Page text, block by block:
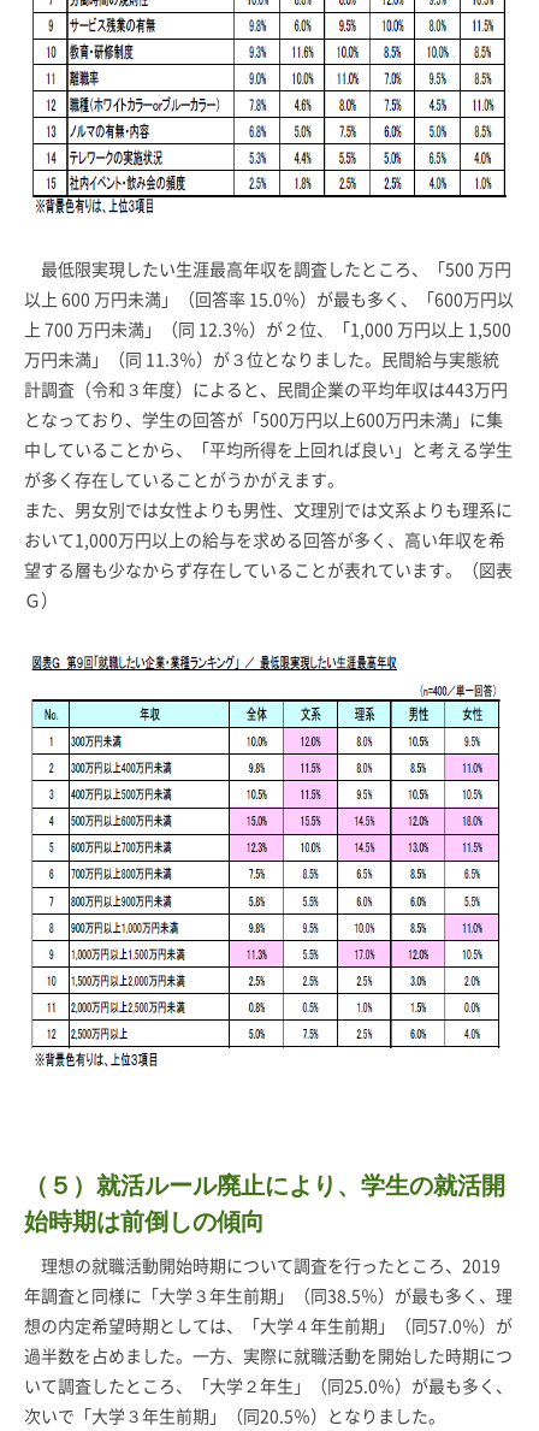
最低限実現したい生涯最高年収を調査したところ、「500 万円
以上 600 万円未満」（回答率 15.0％）が最も多く、「600万円以
上 700 万円未満」（同 12.3％）が２位、「1,000 万円以上 1,500
万円未満」（同 11.3％）が３位となりました。民間給与実態統
計調査（令和３年度）によると、民間企業の平均年収は443万円
となっており、学生の回答が「500万円以上600万円未満」に集
中していることから、「平均所得を上回れば良い」と考える学生
が多く存在していることがうかがえます。
また、男女別では女性よりも男性、文理別では文系よりも理系に
おいて1,000万円以上の給与を求める回答が多く、高い年収を希
望する層も少なからず存在していることが表れています。（図表
Ｇ）
（５）就活ルール廃止により、学生の就活開
始時期は前倒しの傾向
理想の就職活動開始時期について調査を行ったところ、2019
年調査と同様に「大学３年生前期」（同38.5％）が最も多く、理
想の内定希望時期としては、「大学４年生前期」（同57.0％）が
過半数を占めました。一方、実際に就職活動を開始した時期につ
いて調査したところ、「大学２年生」（同25.0％）が最も多く、
次いで「大学３年生前期」（同20.5％）となりました。